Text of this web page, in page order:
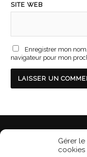
Gérer
cookies
SITE WEB
Enregistrer mon
navigateur pour mon